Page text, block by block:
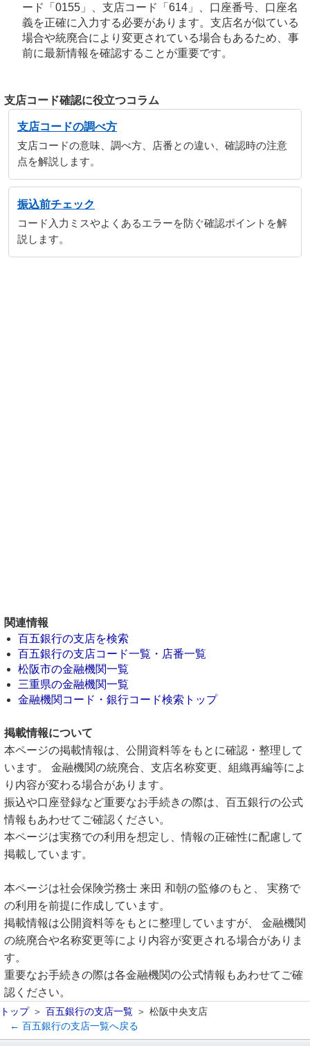
ード「0155」、支店コード「614」、口座番号、口座名
義を正確に入力する必要があります。支店名が似ている
場合や統廃合により変更されている場合もあるため、事
前に最新情報を確認することが重要です。
支店コード確認に役立つコラム
支店コードの調べ方
支店コードの意味、調べ方、店番との違い、確認時の注意
点を解説します。
振込前チェック
コード入力ミスやよくあるエラーを防ぐ確認ポイントを解
説します。
関連情報
百五銀行の支店を検索
百五銀行の支店コード一覧・店番一覧
松阪市の金融機関一覧
三重県の金融機関一覧
金融機関コード・銀行コード検索トップ
掲載情報について
本ページの掲載情報は、公開資料等をもとに確認・整理して
います。 金融機関の統廃合、支店名称変更、組織再編等によ
り内容が変わる場合があります。
振込や口座登録など重要なお手続きの際は、百五銀行の公式
情報もあわせてご確認ください。
本ページは実務での利用を想定し、情報の正確性に配慮して
掲載しています。
本ページは社会保険労務士 来田 和朝の監修のもと、 実務で
の利用を前提に作成しています。
掲載情報は公開資料等をもとに整理していますが、 金融機関
の統廃合や名称変更等により内容が変更される場合がありま
す。
重要なお手続きの際は各金融機関の公式情報もあわせてご確
認ください。
トップ 百五銀行の支店一覧
松阪中央支店
← 百五銀行の支店一覧へ戻る